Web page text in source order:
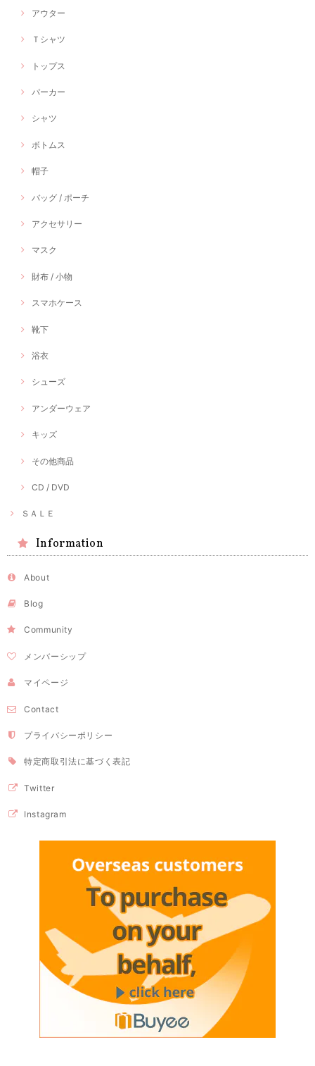
アウター
Ｔシャツ
トップス
パーカー
シャツ
ボトムス
帽子
バッグ / ポーチ
アクセサリー
マスク
財布 / 小物
スマホケース
靴下
浴衣
シューズ
アンダーウェア
キッズ
その他商品
CD / DVD
ＳＡＬＥ
Information
About
Blog
Community
メンバーシップ
マイページ
Contact
プライバシーポリシー
特定商取引法に基づく表記
Twitter
Instagram